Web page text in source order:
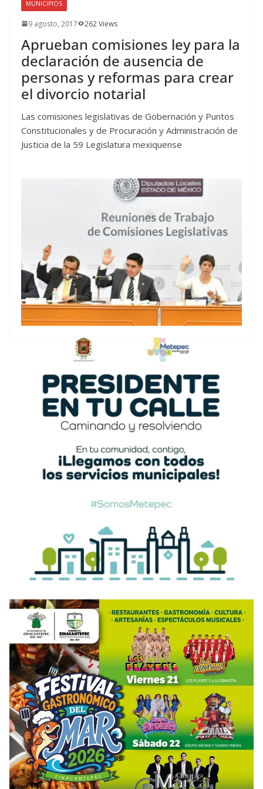
MUNICIPIOS
9 agosto, 2017 262 Views
Aprueban comisiones ley para la
declaración de ausencia de
personas y reformas para crear
el divorcio notarial
Las comisiones legislativas de Gobernación y Puntos
Constitucionales y de Procuración y Administración de
Justicia de la 59 Legislatura mexiquense